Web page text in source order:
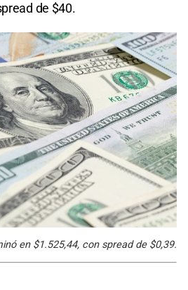
de $40.
en $1.525,44, con spread de $0,39.